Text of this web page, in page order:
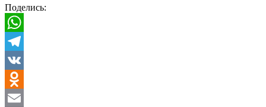
Поделись:
WhatsApp
Telegram
VK
Odnoklassniki